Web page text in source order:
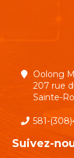
Oolong
207 rue
Sainte-
581-
Suivez-